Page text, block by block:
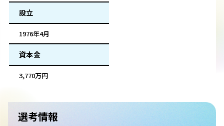
設立
1976年4月
資本金
3,770万円
選考情報